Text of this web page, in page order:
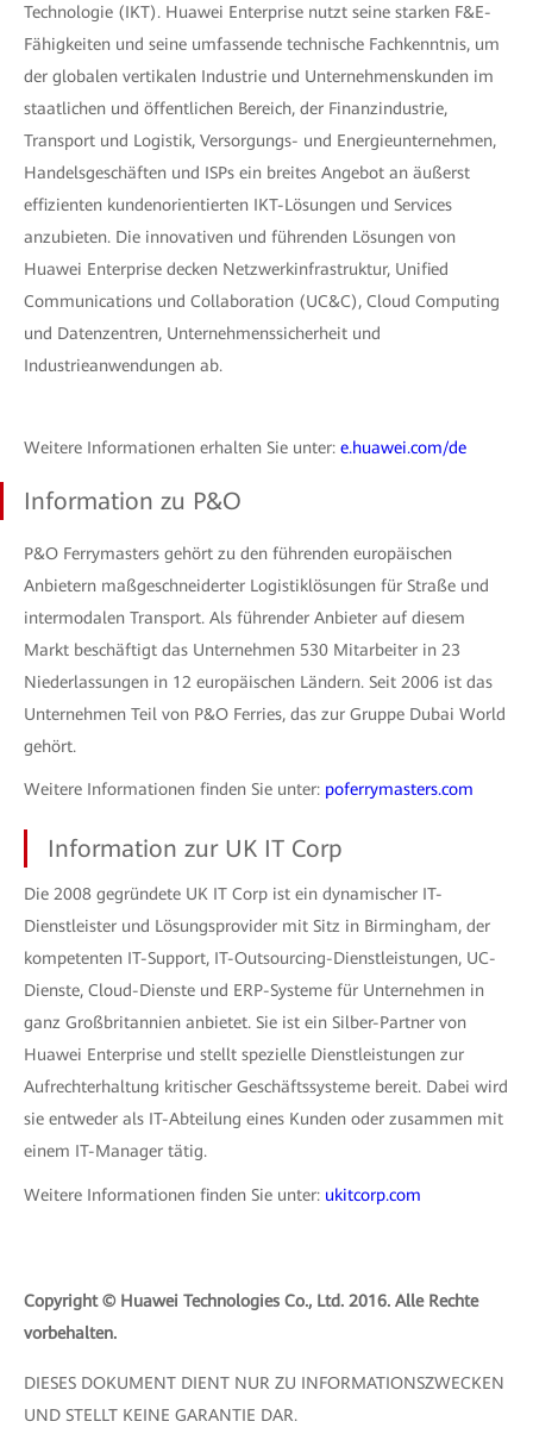
Technologie (IKT). Huawei Enterprise nutzt seine starken F&E-
Fähigkeiten und seine umfassende technische Fachkenntnis, um
der globalen vertikalen Industrie und Unternehmenskunden im
staatlichen und öffentlichen Bereich, der Finanzindustrie,
Transport und Logistik, Versorgungs- und Energieunternehmen,
Handelsgeschäften und ISPs ein breites Angebot an äußerst
effizienten kundenorientierten IKT-Lösungen und Services
anzubieten. Die innovativen und führenden Lösungen von
Huawei Enterprise decken Netzwerkinfrastruktur, Unified
Communications und Collaboration (UC&C), Cloud Computing
und Datenzentren, Unternehmenssicherheit und
Industrieanwendungen ab.
Weitere Informationen erhalten Sie unter: e.huawei.com/de
Information zu P&O
P&O Ferrymasters gehört zu den führenden europäischen
Anbietern maßgeschneiderter Logistiklösungen für Straße und
intermodalen Transport. Als führender Anbieter auf diesem
Markt beschäftigt das Unternehmen 530 Mitarbeiter in 23
Niederlassungen in 12 europäischen Ländern. Seit 2006 ist das
Unternehmen Teil von P&O Ferries, das zur Gruppe Dubai World
gehört.
Weitere Informationen finden Sie unter: poferrymasters.com
Information zur UK IT Corp
Die 2008 gegründete UK IT Corp ist ein dynamischer IT-
Dienstleister und Lösungsprovider mit Sitz in Birmingham, der
kompetenten IT-Support, IT-Outsourcing-Dienstleistungen, UC-
Dienste, Cloud-Dienste und ERP-Systeme für Unternehmen in
ganz Großbritannien anbietet. Sie ist ein Silber-Partner von
Huawei Enterprise und stellt spezielle Dienstleistungen zur
Aufrechterhaltung kritischer Geschäftssysteme bereit. Dabei wird
sie entweder als IT-Abteilung eines Kunden oder zusammen mit
einem IT-Manager tätig.
Weitere Informationen finden Sie unter: ukitcorp.com
Copyright © Huawei Technologies Co., Ltd. 2016. Alle Rechte
vorbehalten.
DIESES DOKUMENT DIENT NUR ZU INFORMATIONSZWECKEN
UND STELLT KEINE GARANTIE DAR.